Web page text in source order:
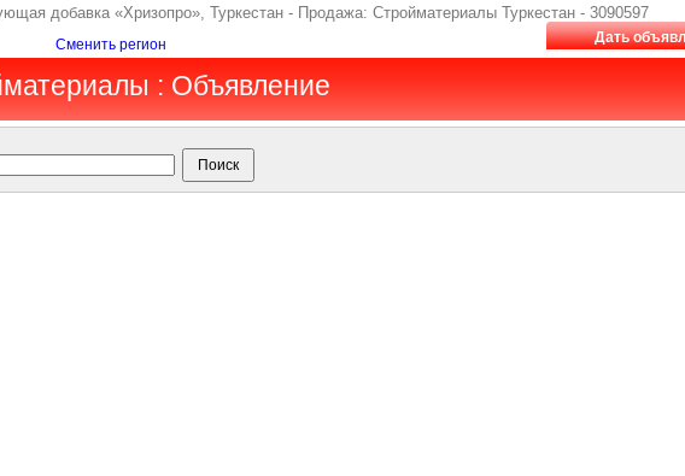
добавка «Хризопро», Туркестан - Продажа: Стройматериалы Туркестан - 3090597
Сменить регион Дать
: Объявление